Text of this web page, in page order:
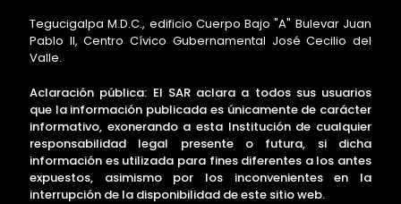
Tegucigalpa M.D.C., edificio Cuerpo Bajo "A" Bulevar Juan
Pablo II, Centro Cívico Gubernamental José Cecilio del
Valle.
Aclaración pública: El SAR aclara a todos sus usuarios
que la información publicada es únicamente de carácter
informativo, exonerando a esta Institución de cualquier
responsabilidad legal presente o futura, si dicha
información es utilizada para fines diferentes a los antes
expuestos, asimismo por los inconvenientes en la
interrupción de la disponibilidad de este sitio web.